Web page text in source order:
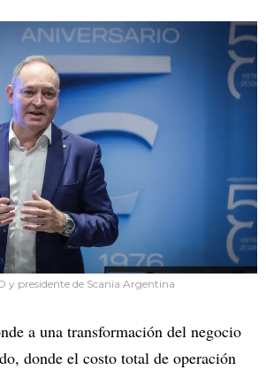
y presidente de Scania Argentina
a una transformación del negocio
donde el costo total de operación